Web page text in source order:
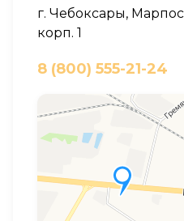
г. Чебоксары,
корп. 1
8 (800) 555-21-24